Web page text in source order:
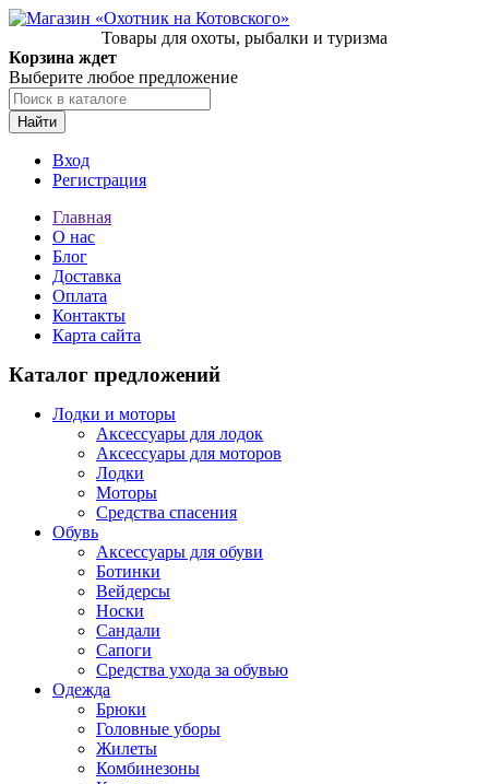
Товары для охоты, рыбалки и туризма
Корзина ждет
Выберите любое предложение
Найти
Вход
Регистрация
Главная
О нас
Блог
Доставка
Оплата
Контакты
Карта сайта
Каталог предложений
Лодки и моторы
Аксессуары для лодок
Аксессуары для моторов
Лодки
Моторы
Средства спасения
Обувь
Аксессуары для обуви
Ботинки
Вейдерсы
Носки
Сандали
Сапоги
Средства ухода за обувью
Одежда
Брюки
Головные уборы
Жилеты
Комбинезоны